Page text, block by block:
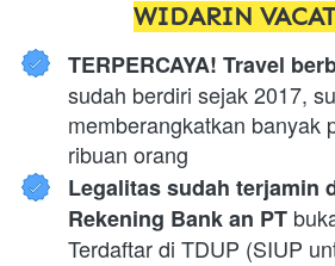
WIDARIN
TERPERCAYA! Travel
sudah berdiri sejak 2017,
memberangkatkan banyak
ribuan orang
Legalitas sudah terjamin
Rekening Bank an PT
Terdaftar di TDUP (SIUP